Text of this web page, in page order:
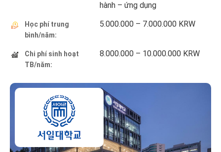
hành – ứng dụng
Học phí trung
bình/năm:
5.000.000 – 7.000.000 KRW
Chi phí sinh hoạt
TB/năm:
8.000.000 – 10.000.000 KRW